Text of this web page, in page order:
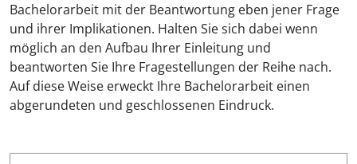
Bachelorarbeit mit der Beantwortung eben jener Frage
und ihrer Implikationen. Halten Sie sich dabei wenn
möglich an den Aufbau Ihrer Einleitung und
beantworten Sie Ihre Fragestellungen der Reihe nach.
Auf diese Weise erweckt Ihre Bachelorarbeit einen
abgerundeten und geschlossenen Eindruck.